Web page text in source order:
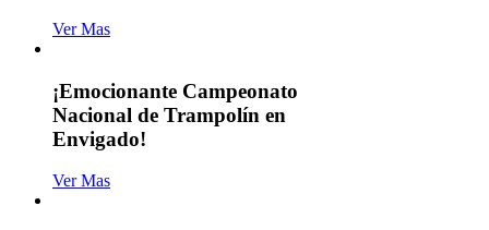
Ver Mas
¡Emocionante Campeonato
Nacional de Trampolín en
Envigado!
Ver Mas